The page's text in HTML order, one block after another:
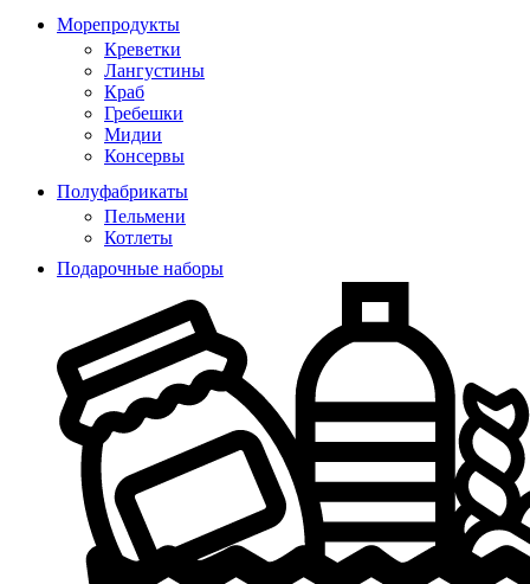
Морепродукты
Креветки
Лангустины
Краб
Гребешки
Мидии
Консервы
Полуфабрикаты
Пельмени
Котлеты
Подарочные наборы